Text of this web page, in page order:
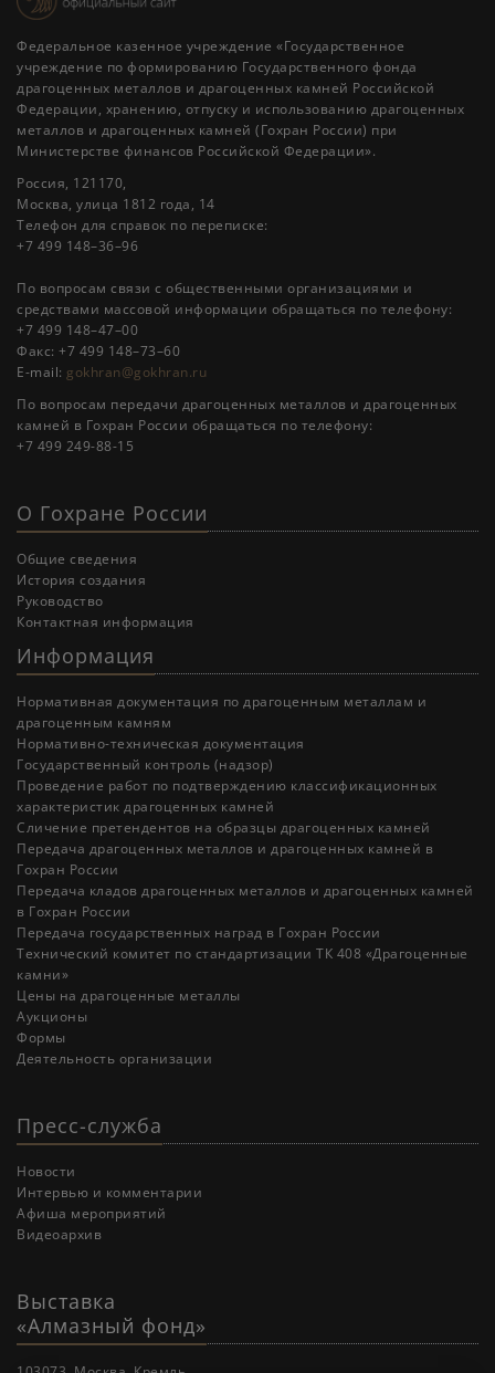
Федеральное казенное учреждение «Государственное
учреждение по формированию Государственного фонда
драгоценных металлов и драгоценных камней Российской
Федерации, хранению, отпуску и использованию драгоценных
металлов и драгоценных камней (Гохран России) при
Министерстве финансов Российской Федерации».
Россия, 121170,
Москва, улица 1812 года, 14
Телефон для справок по переписке:
+7 499 148–36–96
По вопросам связи с общественными организациями и
средствами массовой информации обращаться по телефону:
+7 499 148–47–00
Факс: +7 499 148–73–60
E-mail: gokhran@gokhran.ru
По вопросам передачи драгоценных металлов и драгоценных
камней в Гохран России обращаться по телефону:
+7 499 249-88-15
О Гохране России
Общие сведения
История создания
Руководство
Контактная информация
Информация
Нормативная документация по драгоценным металлам и
драгоценным камням
Нормативно-техническая документация
Государственный контроль (надзор)
Проведение работ по подтверждению классификационных
характеристик драгоценных камней
Cличение претендентов на образцы драгоценных камней
Передача драгоценных металлов и драгоценных камней в
Гохран России
Передача кладов драгоценных металлов и драгоценных камней
в Гохран России
Передача государственных наград в Гохран России
Технический комитет по стандартизации ТК 408 «Драгоценные
камни»
Цены на драгоценные металлы
Аукционы
Формы
Деятельность организации
Пресс-служба
Новости
Интервью и комментарии
Афиша мероприятий
Видеоархив
Выставка
«Алмазный фонд»